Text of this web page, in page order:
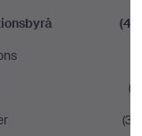
(47)
(3)
(37)